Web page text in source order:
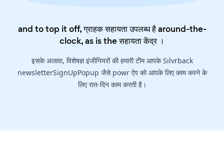
and to top it off, ग्राहक सहायता उपलब्ध है around-the-
clock, as is theसहायता केंद्र।
इसके अलावा, विशेषज्ञ इंजीनियरों की हमारी टीम आपके Silvrback
newsletterSignUpPopup जैसे powr ऐप को आपके लिए काम करने के
लिए रात-दिन काम करती है।